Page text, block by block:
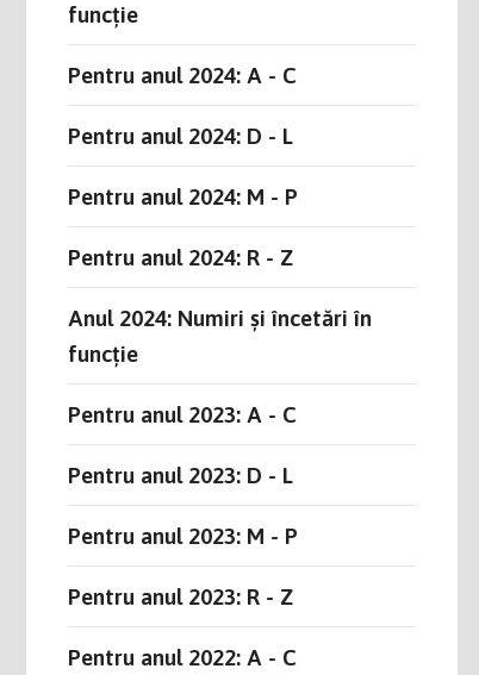
funcție
Pentru anul 2024: A - C
Pentru anul 2024: D - L
Pentru anul 2024: M - P
Pentru anul 2024: R - Z
Anul 2024: Numiri și încetări în
funcție
Pentru anul 2023: A - C
Pentru anul 2023: D - L
Pentru anul 2023: M - P
Pentru anul 2023: R - Z
Pentru anul 2022: A - C